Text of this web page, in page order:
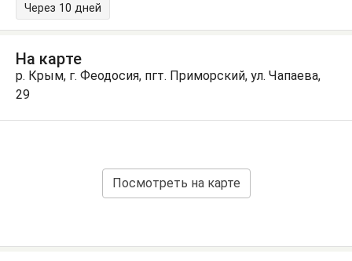
Через 10 дней
На карте
р. Крым, г. Феодосия, пгт. Приморский, ул. Чапаева,
29
Посмотреть на карте